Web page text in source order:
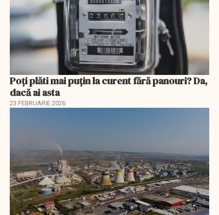
Poți plăti mai puțin la curent fără panouri? Da,
dacă ai asta
23 FEBRUARIE 2026